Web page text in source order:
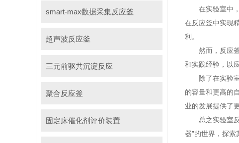
smart-max数据采集反应釜
超声波反应釜
三元前驱共沉淀反应
聚合反应釜
固定床催化剂评价装置
在实验室中，
在反应釜中实现
利。
然而，反应釜
和实践经验，以
除了在实验室
的容量和更高的
业的发展提供了
总之实验室反
器”的世界，探索